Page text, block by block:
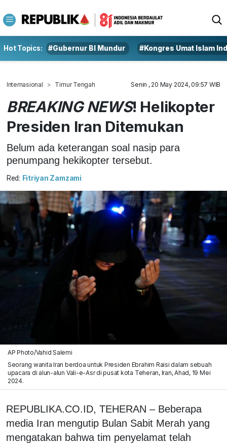
Hot Topics: #Gubernur BI Mundur #Kongres Umat Islam
Internasional Timur Tengah Senin , 20 May 2024, 09:57 WIB
BREAKING NEWS! Helikopter
Presiden Iran Ditemukan
Belum ada keterangan soal nasip para
penumpang hekikopter tersebut.
Red: Fitriyan Zamzami
AP Photo/Vahid Salemi
Seorang wanita Iran berdoa untuk Presiden Ebrahim Raisi dalam sebuah
upacara di alun-alun Vali-e-Asr di pusat kota Teheran, Iran, Ahad, 19 Mei
2024.
REPUBLIKA.CO.ID, TEHERAN – Beberapa
media Iran mengutip Bulan Sabit Merah yang
mengatakan bahwa tim penyelamat telah